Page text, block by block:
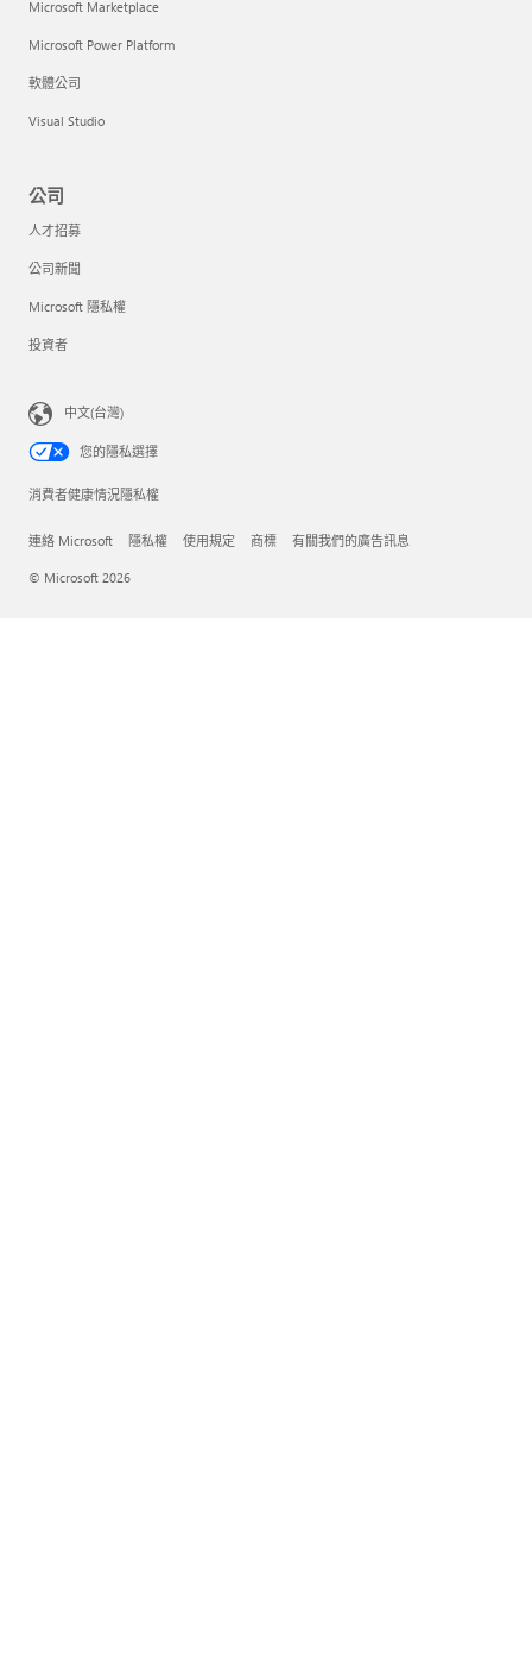
Microsoft Marketplace
Microsoft Power Platform
軟體公司
Visual Studio
公司
人才招募
公司新聞
Microsoft 隱私權
投資者
中文(台灣)
您的隱私選擇
消費者健康情況隱私權
連絡 Microsoft 隱私權 使用規定 商標 有關我們的廣告訊息
© Microsoft 2026